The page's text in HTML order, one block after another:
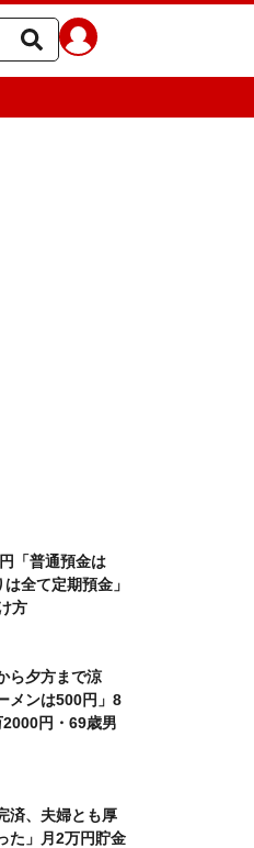
「普通預金は
全て定期預金」
方
ら夕方まで涼
メンは500円」8
2000円・69歳男
済、夫婦とも厚
た」月2万円貯金